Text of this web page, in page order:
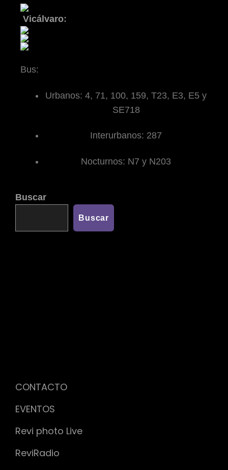
Vicálvaro:
Bus:
Urbanos: 4, 71, 100, 159, T23, E3, E5 y
SE718
Interurbanos: 287
Nocturnos: N7 y N203
Buscar
Buscar
CONTACTO
EVENTOS
Revi photo Live
ReviRadio